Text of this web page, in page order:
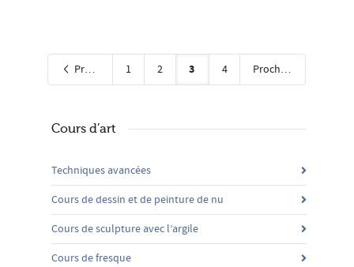
Précédent 1 2 3 4 Prochain
Cours d’art
Techniques avancées
Cours de dessin et de peinture de nu
Cours de sculpture avec l’argile
Cours de fresque